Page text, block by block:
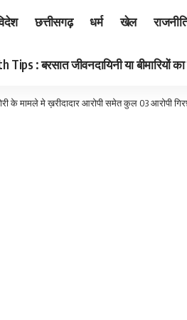
छत्तीसगढ़ धर्म खेल
: बरसात जीवनदायिनी या बीमारियों
के मामले मे ख़रीदादार आरोपी समेत कुल 03 आरोपी